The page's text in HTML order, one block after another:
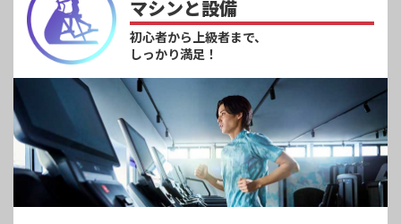
マシンと設備
初心者から上級者まで、
しっかり満足！